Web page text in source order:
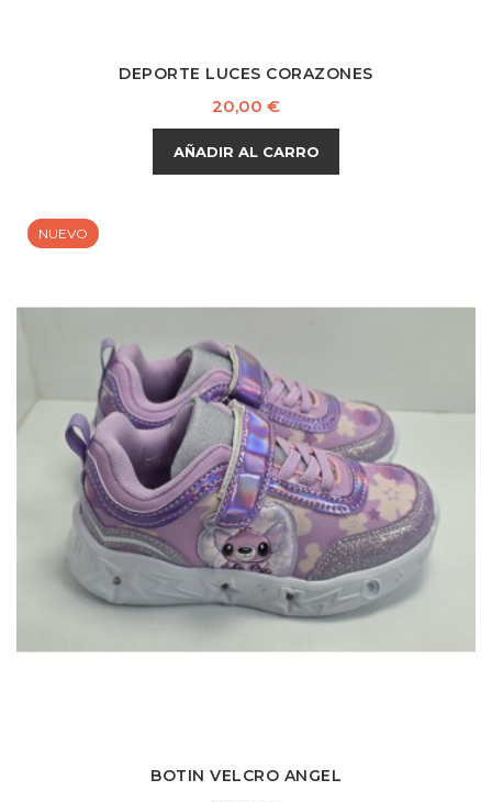
DEPORTE LUCES CORAZONES
Precio
20,00 €
AÑADIR AL CARRO
NUEVO
BOTIN VELCRO ANGEL